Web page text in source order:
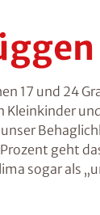
und 24
geht
sogar als